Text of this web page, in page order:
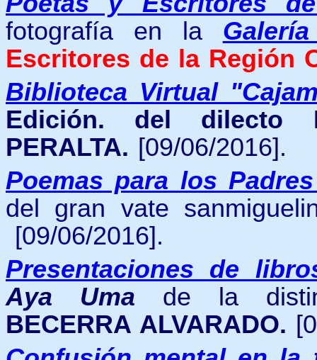
fotografía en la
Escritores de la Región
Biblioteca Virtual
Edición. del dilecto
PERALTA. [09/06/2016].
Poemas para los
del gran vate
[09/06/2016].
Presentaciones de
Aya Uma de la
BECERRA ALVARADO.